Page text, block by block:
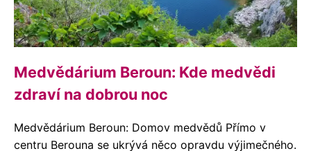
Medvědárium Beroun: Kde medvědi
zdraví na dobrou noc
Medvědárium Beroun: Domov medvědů Přímo v
centru Berouna se ukrývá něco opravdu výjimečného.